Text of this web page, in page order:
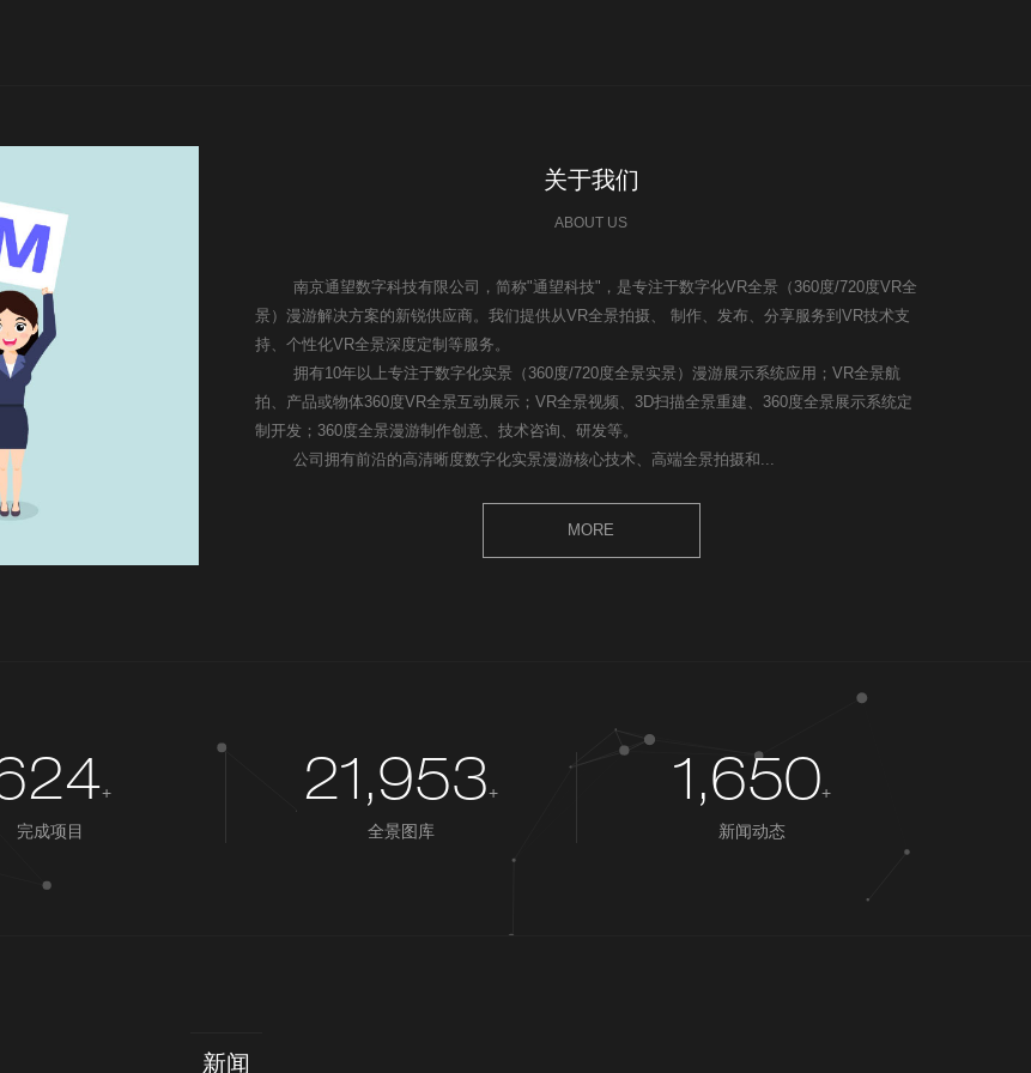
关于我们
ABOUT US
南京通望数字科技有限公司，简称"通望科技"，是专注于数字化VR全景（360度/720度VR全
景）漫游解决方案的新锐供应商。我们提供从VR全景拍摄、 制作、发布、分享服务到VR技术支
持、个性化VR全景深度定制等服务。
拥有10年以上专注于数字化实景（360度/720度全景实景）漫游展示系统应用；VR全景航
拍、产品或物体360度VR全景互动展示；VR全景视频、3D扫描全景重建、360度全景展示系统定
制开发；360度全景漫游制作创意、技术咨询、研发等。
公司拥有前沿的高清晰度数字化实景漫游核心技术、高端全景拍摄和...
MORE
+
完成项目
21,953+
全景图库
1,650+
新闻动态
新闻